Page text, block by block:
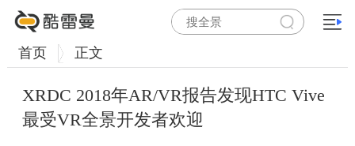
首页 正文
XRDC 2018年AR/VR报告发现HTC Vive
最受VR全景开发者欢迎